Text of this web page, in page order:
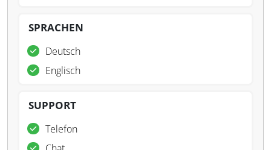
SPRACHEN
Deutsch
Englisch
SUPPORT
Telefon